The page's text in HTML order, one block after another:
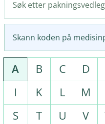
Skann koden på
A B C D
I
K L M
S
T U V